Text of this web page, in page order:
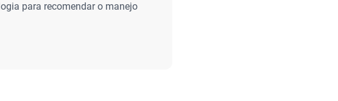
para recomendar o manejo